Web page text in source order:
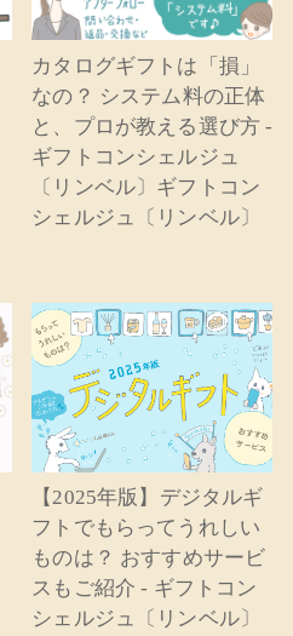
カタログギフトは「損」
なの？ システム料の正体
と、プロが教える選び方 -
ギフトコンシェルジュ
〔リンベル〕ギフトコン
シェルジュ〔リンベル〕
【2025年版】デジタルギ
フトでもらってうれしい
ものは？ おすすめサービ
スもご紹介 - ギフトコン
シェルジュ〔リンベル〕